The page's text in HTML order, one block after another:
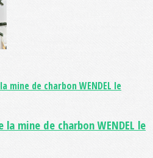
mine de charbon WENDEL le